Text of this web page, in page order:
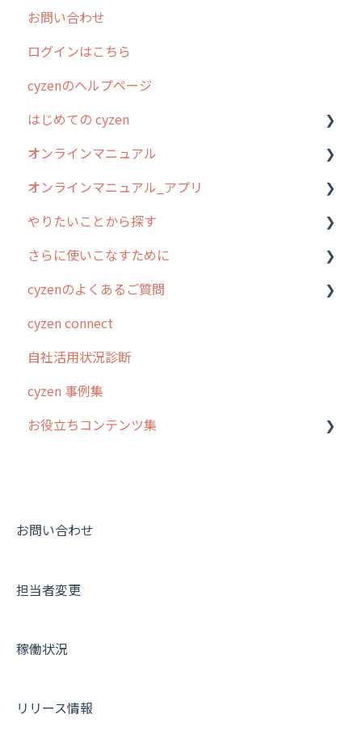
お問い合わせ
ログインはこちら
cyzenのヘルプページ
はじめての cyzen
0. はじめてのcyzenの使い方
1. cyzenについて知ろう
2. 主要機能の概要
3. cyzenの位置情報取得について
4. cyzen利用前の準備：システム管理者編
5. 基本的な使い方：システム管理者編
6. 基本的な使い方：ユーザー編
7. 初心者向けよくある質問集
8. 用語集
【業界業種別】cyzen設定方法
オンラインマニュアル
管理サイトの使い始め
ユーザー・グループ管理
行動管理
予定管理
スポット
ステータス・主観
報告書・行動種別
勤怠管理
帳票出力
商品
オンラインマニュアル_アプリ
アプリの使い始め
ホーム画面
スポット
報告閲覧
予定
日報
履歴
パフォーマンス
お知らせ
やりたいことから探す
行動管理
勤怠管理
予定管理
スポット
ステータス・主観
報告書・行動種別
活動通知
商品
さらに使いこなすために
はじめに
スポット・ステータス関連オプション
交通費自動計算
安全走行支援
写真管理・高画質化
その他オプション
契約・その他
cyzenのよくあるご質問
ログインについて
グループ・ユーザーについて
GPS・位置情報 について
ルート自動記録 について
報告書について
メンバー画面について
cyzen connect
自社活用状況診断
cyzen 事例集
お役立ちコンテンツ集
動画集：共通
お問い合わせ
担当者変更
稼働状況
リリース情報